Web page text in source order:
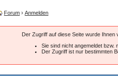
Forum › Anmelden
Der Zugriff auf diese Seite wurde
Sie sind nicht angemeldet bzw.
Der Zugriff ist nur bestimmten